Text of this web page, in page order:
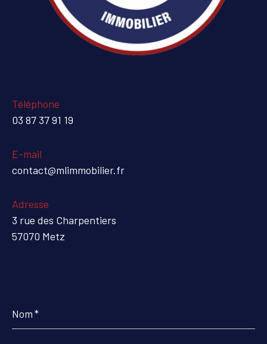
Téléphone
03 87 37 91 19
E-mail
contact@mlimmobilier.fr
Adresse
3 rue des Charpentiers
57070 Metz
*